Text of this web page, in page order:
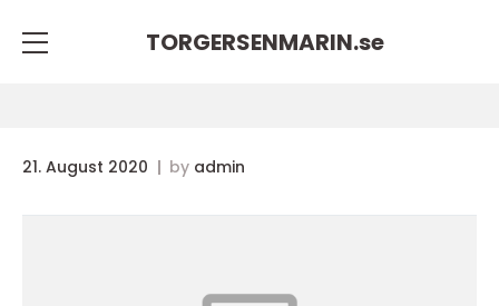
TORGERSENMARIN.se
21. August 2020 by admin